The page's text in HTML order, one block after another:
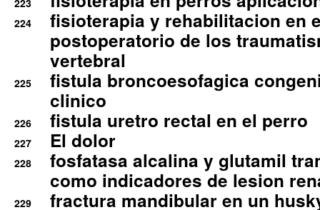
223
224
fisioterapia y rehabilitacion en
postoperatorio de los
vertebral
225
fistula broncoesofagica
clinico
226 fistula uretro rectal en el perro
227 El dolor
228
fosfatasa alcalina y glutamil
como indicadores de lesion
229 fractura mandibular en un